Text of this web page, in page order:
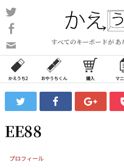
コ
ン
ン
ツ
ス
ッ
プ
すべてのキーボードが あ
い
合
わ
フ
ォ
ム
かえうち2 おやうちくん 購入 マ
EE88
プロフィール